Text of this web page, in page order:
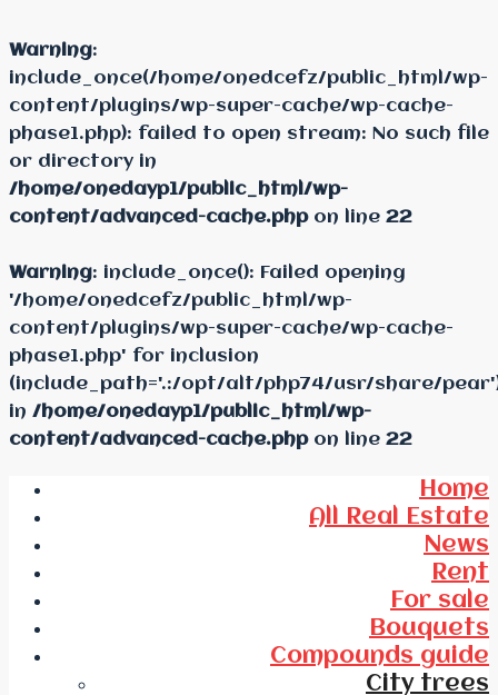
Warning:
include_once(/home/onedcefz/public_html/wp-
content/plugins/wp-super-cache/wp-cache-
phase1.php): failed to open stream: No such file
or directory in
/home/onedayp1/public_html/wp-
content/advanced-cache.phpon line 22
Warning: include_once(): Failed opening
'/home/onedcefz/public_html/wp-
content/plugins/wp-super-cache/wp-cache-
phase1.php' for inclusion
(include_path='.:/opt/alt/php74/usr/share/
in /home/onedayp1/public_html/wp-
content/advanced-cache.phpon line 22
Home
All Real Estate
News
Rent
For sale
Bouquets
Compounds guide
City trees